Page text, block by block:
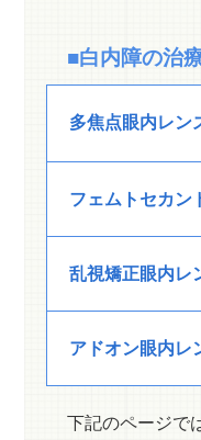
■白内障の治
多焦点眼内レン
フェムトセカン
乱視矯正眼内レ
アドオン眼内レ
下記のページで